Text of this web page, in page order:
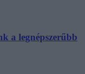
a legnépszerűbb